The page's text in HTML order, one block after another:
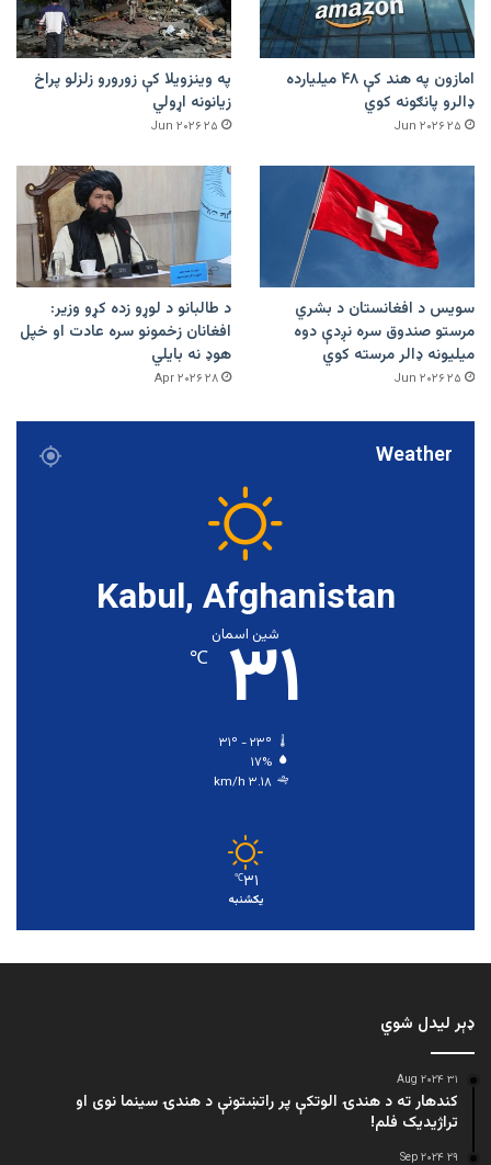
امازون په هند کې ۴۸ میلیارده
ډالرو پانګونه کوي
۲۵ Jun ۲۰۲۶
په وینزویلا کې زورورو زلزلو پراخ
زیانونه اړولي
۲۵ Jun ۲۰۲۶
سویس د افغانستان د بشري
مرستو صندوق سره نږدې دوه
میلیونه ډالر مرسته کوي
۲۵ Jun ۲۰۲۶
د طالبانو د لوړو زده کړو وزیر:
افغانان زخمونو سره عادت او خپل
هوډ نه بایلي
۲۸ Apr ۲۰۲۶
Weather
Kabul, Afghanistan
شین اسمان
۳۱ ℃
۱۷%
۳.۱۸ km/h
۳۱℃
یکشنبه
ډېر لیدل شوي
۳۱ Aug ۲۰۲۴
کندهار ته د هندۍ الوتکې پر راتښتونې د هندۍ سینما نوی او
تراژيديک فلم!
۲۹ Sep ۲۰۲۴